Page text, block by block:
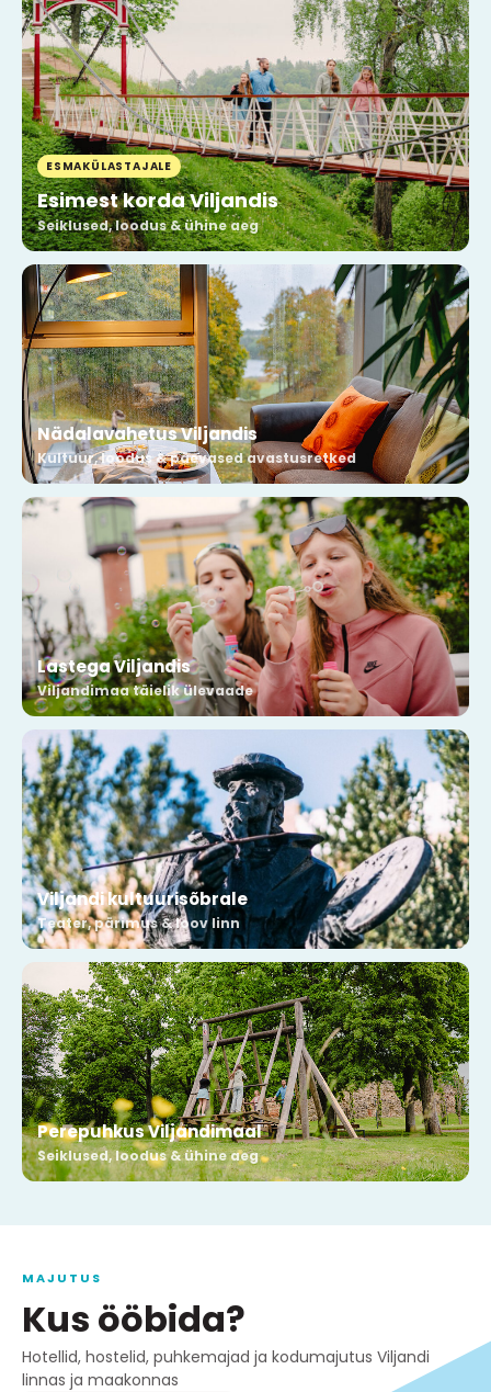
ESMAKÜLASTAJALE
Esimest korda Viljandis
Seiklused, loodus & ühine aeg
Nädalavahetus Viljandis
Kultuur, loodus & päevased avastusretked
Lastega Viljandis
Viljandimaa täielik ülevaade
Viljandi kultuurisõbrale
Teater, pärimus & loov linn
Perepuhkus Viljandimaal
Seiklused, loodus & ühine aeg
MAJUTUS
Kus ööbida?
Hotellid, hostelid, puhkemajad ja kodumajutus Viljandi
linnas ja maakonnas